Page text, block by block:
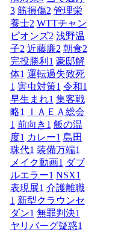
3 筋損傷2 管理栄
養士2 WTTチャン
ピオンズ2 浅野温
子2 近藤廉2 朝食2
完投勝利 1 豪邸解
体1 運転過失致死
1 害虫対策1 令和1
早生まれ1 集客戦
略1
ＩＡＥＡ総会
1 前向き 1 飯の温
度1 カレー1 島田
珠代1 装備万端1
メイク動画1 ダブ
ルエラー1 NSX1
表現展1 介護離職
1 新型クラウンセ
ダン1 無罪判決1
ヤリバーグ疑惑1